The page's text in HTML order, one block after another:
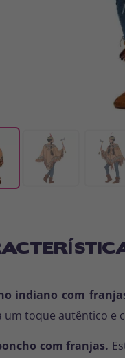
indiano com
um toque autêntico e
com franjas.